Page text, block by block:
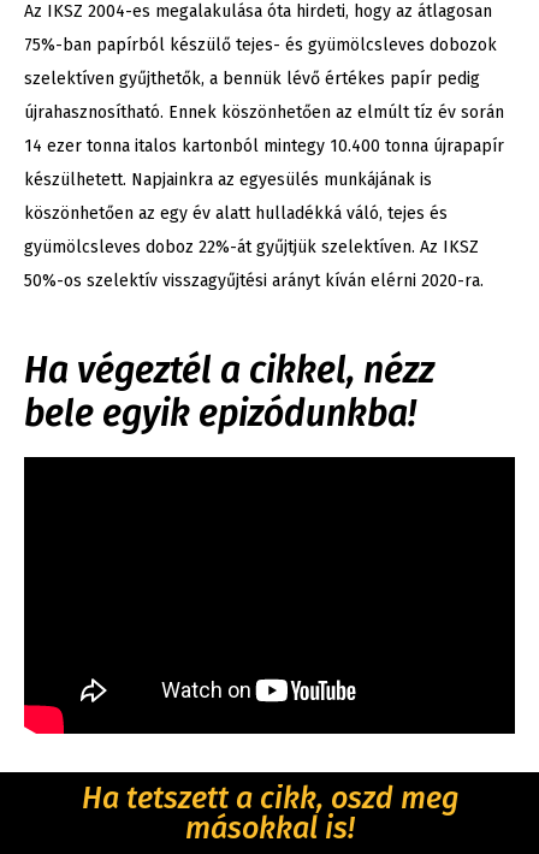
Az IKSZ 2004-es megalakulása óta hirdeti, hogy az átlagosan
75%-ban papírból készülő tejes- és gyümölcsleves dobozok
szelektíven gyűjthetők, a bennük lévő értékes papír pedig
újrahasznosítható. Ennek köszönhetően az elmúlt tíz év során
14 ezer tonna italos kartonból mintegy 10.400 tonna újrapapír
készülhetett. Napjainkra az egyesülés munkájának is
köszönhetően az egy év alatt hulladékká váló, tejes és
gyümölcsleves doboz 22%-át gyűjtjük szelektíven. Az IKSZ
50%-os szelektív visszagyűjtési arányt kíván elérni 2020-ra.
Ha végeztél a cikkel, nézz
bele egyik epizódunkba!
Ha tetszett a cikk, oszd meg
másokkal is!